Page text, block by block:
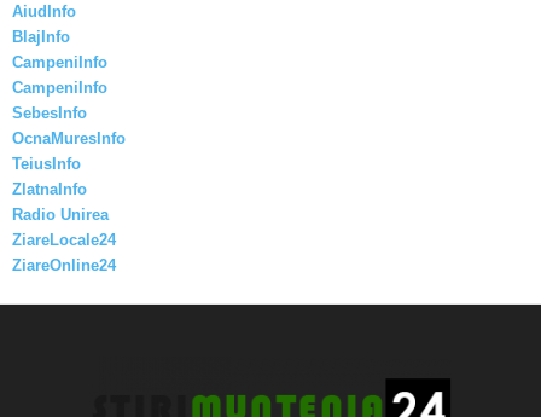
AiudInfo
BlajInfo
CampeniInfo
CampeniInfo
SebesInfo
OcnaMuresInfo
TeiusInfo
ZlatnaInfo
Radio Unirea
ZiareLocale24
ZiareOnline24